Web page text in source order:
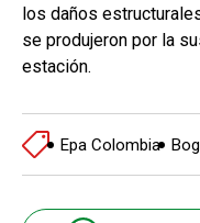
los daños
se produjeron por la
estación.
Epa Colombia